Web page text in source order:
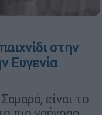
στην
Ευγενία
είναι το